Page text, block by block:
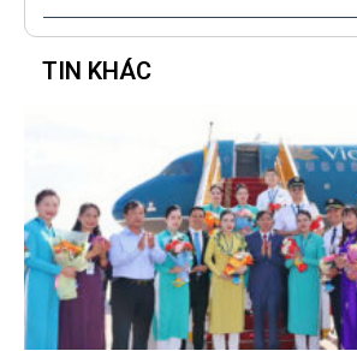
TIN KHÁC